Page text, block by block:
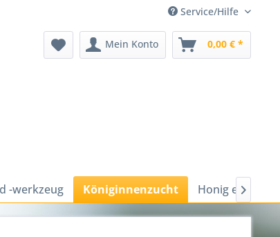
Service/Hilfe
Mein Konto 0,00 € *
-werkzeug Königinnenzucht Honig ernten
